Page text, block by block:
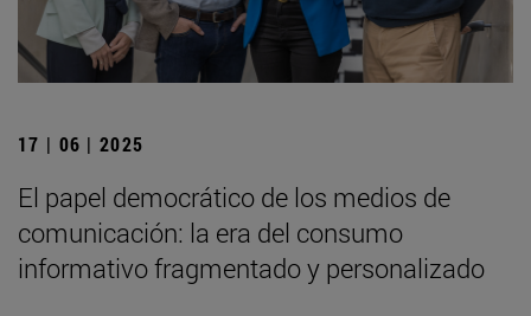
17 | 06 | 2025
El papel democrático de los medios de
comunicación: la era del consumo
informativo fragmentado y personalizado